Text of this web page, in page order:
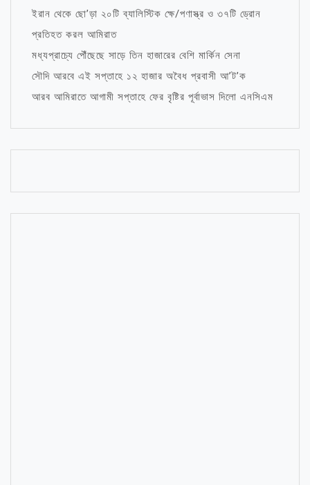
ইরান থেকে ছো’ড়া ২০টি ব্যালিস্টিক ক্ষে/পণাস্ত্র ও ৩৭টি ড্রোন
প্রতিহত করল আমিরাত
মধ্যপ্রাচ্যে পৌঁছেছে সাড়ে তিন হাজারের বেশি মার্কিন সেনা
সৌদি আরবে এই সপ্তাহে ১২ হাজার অবৈধ প্রবাসী আ’ট’ক
আরব আমিরাতে আগামী সপ্তাহে ফের বৃষ্টির পূর্বাভাস দিলো এনসিএম